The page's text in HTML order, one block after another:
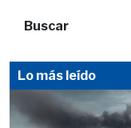
Buscar
Lo más leído